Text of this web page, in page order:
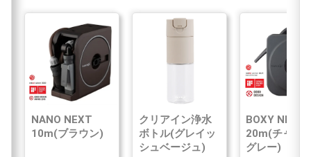
NANO NEXT
10m(ブラウン)
クリアイン浄水
ボトル(グレイッ
シュベージュ)
BOXY NEXT
20m(チャコ
グレー)